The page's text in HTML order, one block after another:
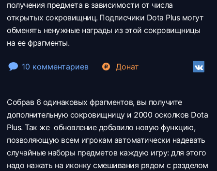
получения предмета в зависимости от числа
открытых сокровищниц. Подписчики Dota Plus могут
обменять ненужные награды из этой сокровищницы
на ее фрагменты.
10 комментариев Донат
Собрав 6 одинаковых фрагментов, вы получите
дополнительную сокровищницу и 2000 осколков Dota
Plus. Так же обновление добавило новую функцию,
позволяющую всем игрокам автоматически надевать
случайные наборы предметов каждую игру: для этого
надо нажать на иконку смешивания рядом с разделом